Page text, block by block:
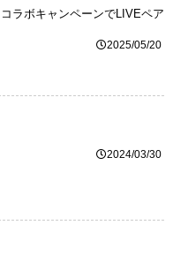
ラボキャンペーンでLIVEペア
2025/05/20
2024/03/30